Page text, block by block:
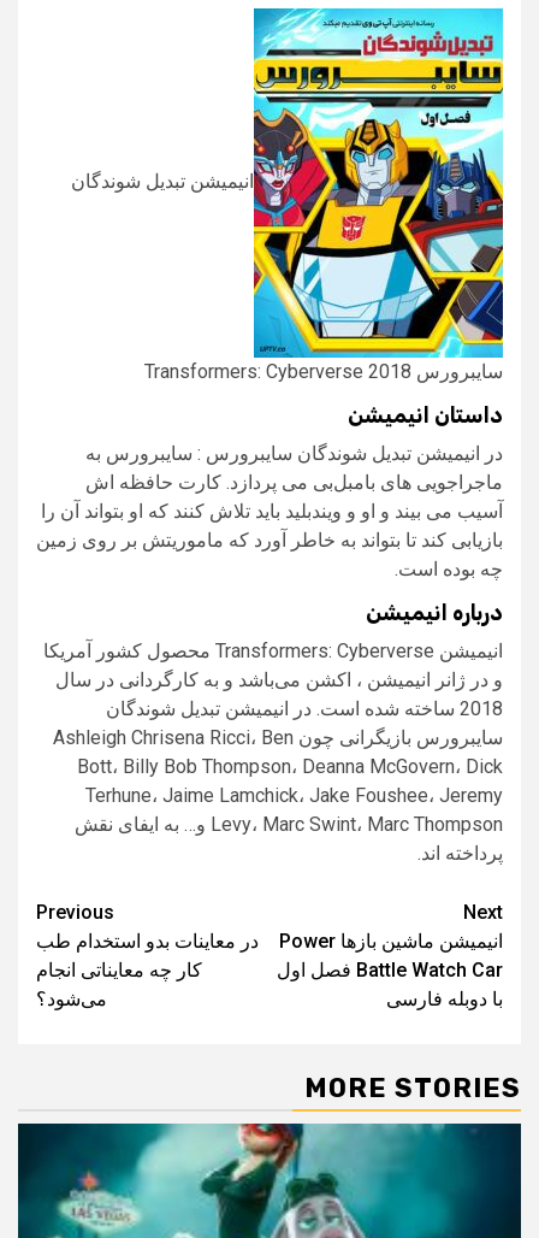
انیمیشن تبدیل شوندگان
سایبرورس Transformers: Cyberverse 2018
داستان انیمیشن
در انیمیشن تبدیل شوندگان سایبرورس : سایبرورس به
ماجراجویی های بامبل‌بی می پردازد. کارت حافظه اش
آسیب می بیند و او و ویندبلید باید تلاش کنند که او بتواند آن را
بازیابی کند تا بتواند به خاطر آورد که ماموریتش بر روی زمین
چه بوده است.
درباره انیمیشن
انیمیشن Transformers: Cyberverse محصول کشور آمریکا
و در ژانر انیمیشن ، اکشن می‌باشد و به کارگردانی در سال
2018 ساخته شده است. در انیمیشن تبدیل شوندگان
سایبرورس بازیگرانی چون Ashleigh Chrisena Ricci، Ben
Bott، Billy Bob Thompson، Deanna McGovern، Dick
Terhune، Jaime Lamchick، Jake Foushee، Jeremy
Levy، Marc Swint، Marc Thompson و… به ایفای نقش
پرداخته اند.
Post
navigation
Previous
در معاینات بدو استخدام طب
کار چه معایناتی انجام
می‌شود؟
Next
انیمیشن ماشین بازها Power
Battle Watch Car فصل اول
با دوبله فارسی
MORE STORIES